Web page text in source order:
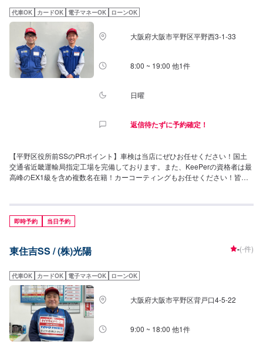
でございます。また、「ロート製薬株式会社大阪本社」様が向かいにありま
す。
代車OK カードOK 電子マネーOK ローンOK
大阪府大阪市平野区平野西3-1-33
8:00 ~ 19:00 他1件
日曜
返信待たずに予約確定！
【平野区役所前SSのPRポイント】車検は当店にぜひお任せください！国土
交通省近畿運輸局指定工場を完備しております。また、KeePerの資格者は最
高峰のEX1級を含め複数名在籍！カーコーティングもお任せください！皆様
ャンペーン情報】エネオスアプリのDLでガソリンが10円/L引きになります！
【サービスルームの詳細】・椅子・トイレ・ゴミ箱・自動販売機のご用意が
ございます。【アクセス】当店は南港通り沿い、平野郵便局の隣の交差点角
即時予約 当日予約
東住吉SS / (株)光陽 -(-件)
代車OK カードOK 電子マネーOK ローンOK
大阪府大阪市平野区背戸口4-5-22
9:00 ~ 18:00 他1件